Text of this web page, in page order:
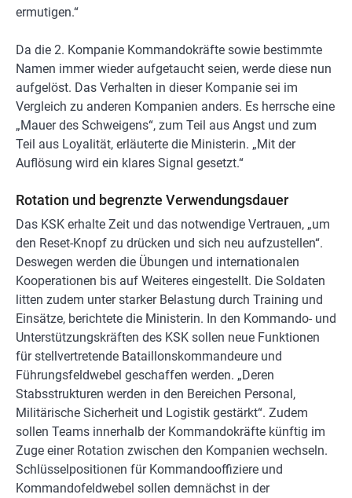
ermutigen.“
Da die 2. Kompanie Kommandokräfte sowie bestimmte
Namen immer wieder aufgetaucht seien, werde diese nun
aufgelöst. Das Verhalten in dieser Kompanie sei im
Vergleich zu anderen Kompanien anders. Es herrsche eine
„Mauer des Schweigens“, zum Teil aus Angst und zum
Teil aus Loyalität, erläuterte die Ministerin. „Mit der
Auflösung wird ein klares Signal gesetzt.“
Rotation und begrenzte Verwendungsdauer
Das KSK erhalte Zeit und das notwendige Vertrauen, „um
den Reset-Knopf zu drücken und sich neu aufzustellen“.
Deswegen werden die Übungen und internationalen
Kooperationen bis auf Weiteres eingestellt. Die Soldaten
litten zudem unter starker Belastung durch Training und
Einsätze, berichtete die Ministerin. In den Kommando- und
Unterstützungskräften des KSK sollen neue Funktionen
für stellvertretende Bataillonskommandeure und
Führungsfeldwebel geschaffen werden. „Deren
Stabsstrukturen werden in den Bereichen Personal,
Militärische Sicherheit und Logistik gestärkt“. Zudem
sollen Teams innerhalb der Kommandokräfte künftig im
Zuge einer Rotation zwischen den Kompanien wechseln.
Schlüsselpositionen für Kommandooffiziere und
Kommandofeldwebel sollen demnächst in der